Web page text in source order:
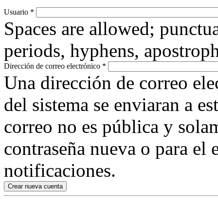
Usuario *
Spaces are allowed;
periods, hyphens,
Dirección de correo electrónico *
Una dirección de correo
del sistema se enviaran a
correo no es pública y
contraseña nueva o para
notificaciones.